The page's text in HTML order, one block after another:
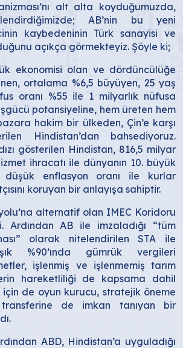
alt alta koyduğumuzda,
AB’nin bu yeni
kaybedeninin Türk sanayisi ve
açıkça görmekteyiz. Şöyle ki;
ekonomisi olan ve dördüncülüğe
ortalama %6,5 büyüyen, 25 yaş
oranı %55 ile 1 milyarlık nüfusa
potansiyeline, hem üreten hem
hakim bir ülkeden, Çin’e karşı
Hindistan’dan bahsediyoruz.
gösterilen Hindistan, 816,5 milyar
ihracatı ile dünyanın 10. büyük
düşük enflasyon oranı ile kurlar
koruyan bir anlayışa sahiptir.
alternatif olan IMEC Koridoru
Ardından AB ile imzaladığı “tüm
olarak nitelendirilen STA ile
%90’ında gümrük vergileri
işlenmiş ve işlenmemiş tarım
hareketliliği de kapsama dahil
de oyun kurucu, stratejik öneme
de imkan tanıyan bir
ABD, Hindistan’a uyguladığı